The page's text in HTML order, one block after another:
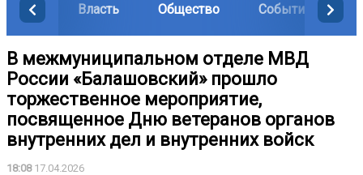
Власть Общество События
В межмуниципальном отделе МВД
России «Балашовский» прошло
торжественное мероприятие,
посвященное Дню ветеранов органов
внутренних дел и внутренних войск
18:0817.04.2026